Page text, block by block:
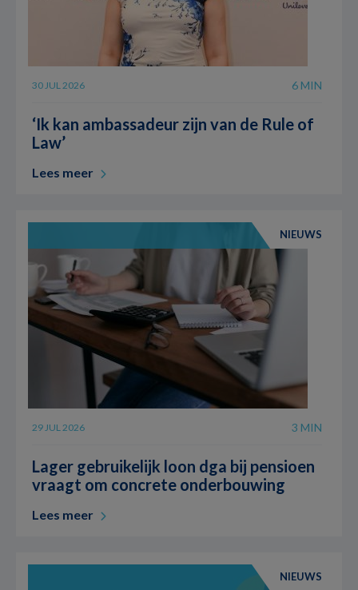
30 JUL 2026 6 MIN
‘Ik kan ambassadeur zijn van de Rule of
Law’
Lees meer
NIEUWS
29 JUL 2026 3 MIN
Lager gebruikelijk loon dga bij pensioen
vraagt om concrete onderbouwing
Lees meer
NIEUWS